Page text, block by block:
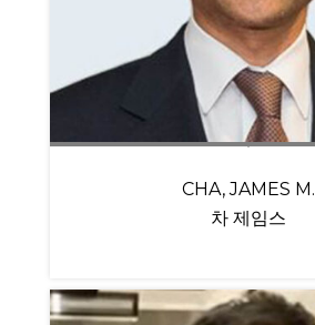
CHA, JAMES M.
차 제임스